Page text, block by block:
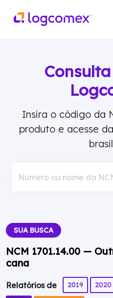
Insira o código da
produto e acesse
Número ou nome da
SUA BUSCA
NCM 1701.14.00 —
cana
Relatórios de 2019 2020